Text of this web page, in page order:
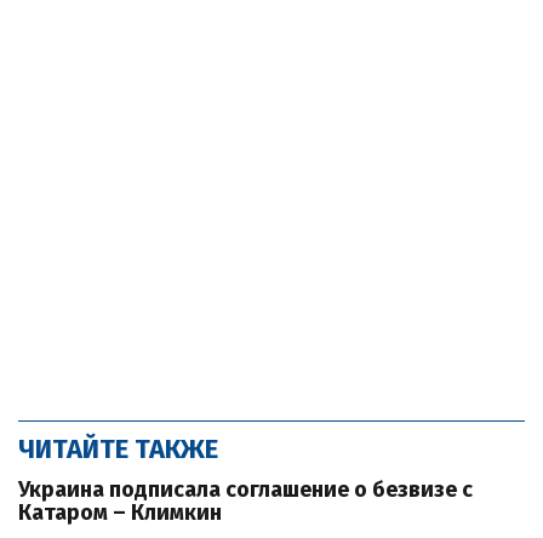
ЧИТАЙТЕ ТАКЖЕ
Украина подписала соглашение о безвизе с
Катаром – Климкин